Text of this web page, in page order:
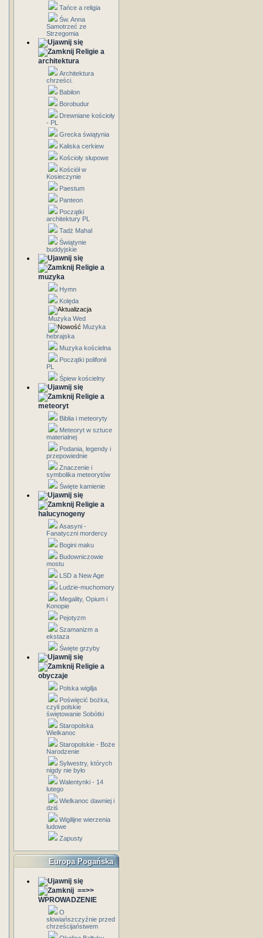
Tańce a religia
Św. Anna
Samotrzeć ze
Strzegomia
Religie a
architektura
Architektura
chrześci.
Babilon
Borobudur
Drewniane kościoły
- PL
Grecka świątynia
Kaliska cerkiew
Kościoły słupowe
Kościół w
Kosieczynie
Paestum
Panteon
Początki
architektury PL
Tadż Mahal
Świątynie
buddyjskie
Religie a
muzyka
Hymn
Kolęda
Muzyka Wed
Muzyka
hebrajska
Muzyka kościelna
Początki polifonii
PL
Śpiew kościelny
Religie a
meteoryt
Biblia i meteoryty
Meteoryt w sztuce
materialnej
Podania, legendy i
przepowiednie
Znaczenie i
symbolika meteorytów
Święte kamienie
Religie a
halucynogeny
Asasyni -
Fanatyczni mordercy
Bogini maku
Budowniczowie
mostu
LSD a New Age
Ludzie-muchomory
Megality, Opium i
Konopie
Pejotyzm
Szamanizm a
ekstaza
Święte grzyby
Religie a
obyczaje
Polska wigilja
Poświęcić bożka,
czyli polskie
świętowanie Sobótki
Staropolska
Wielkanoc
Staropolskie - Boże
Narodzenie
Sylwestry, których
nigdy nie było
Walentynki - 14
lutego
Wielkanoc dawniej i
dziś
Wigilijne wierzenia
ludowe
Zapusty
Europa Pogańska
==>>
WPROWADZENIE
O
słowiańszczyźnie przed
chrześcijaństwem